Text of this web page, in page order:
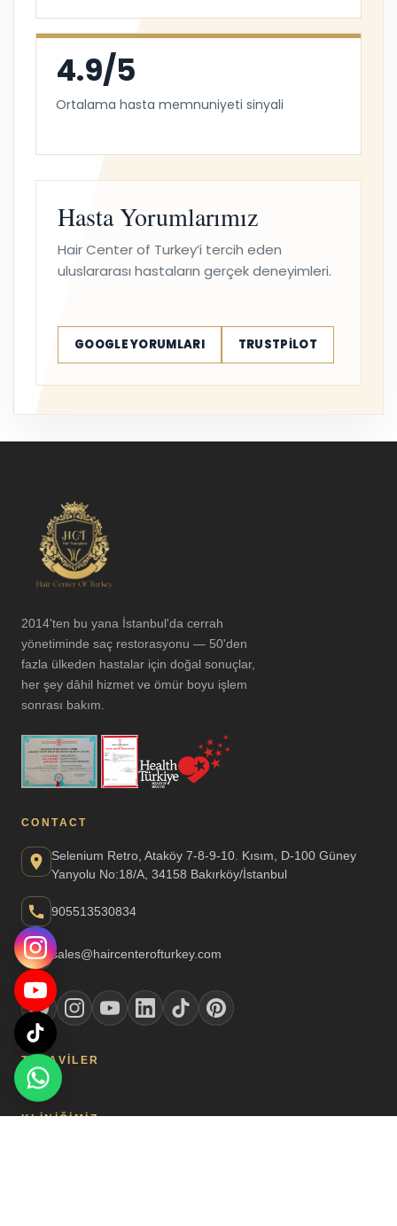
4.9/5
Ortalama hasta memnuniyeti sinyali
Hasta Yorumlarımız
Hair Center of Turkey’i tercih eden
uluslararası hastaların gerçek deneyimleri.
GOOGLE YORUMLARI TRUSTPILOT
2014'ten bu yana İstanbul'da cerrah
yönetiminde saç restorasyonu — 50'den
fazla ülkeden hastalar için doğal sonuçlar,
her şey dâhil hizmet ve ömür boyu işlem
sonrası bakım.
CONTACT
Selenium Retro, Ataköy 7-8-9-10. Kısım, D-100 Güney
Yanyolu No:18/A, 34158 Bakırköy/İstanbul
905513530834
sales@haircenterofturkey.com
TEDAVILER
KLINIĞIMIZ